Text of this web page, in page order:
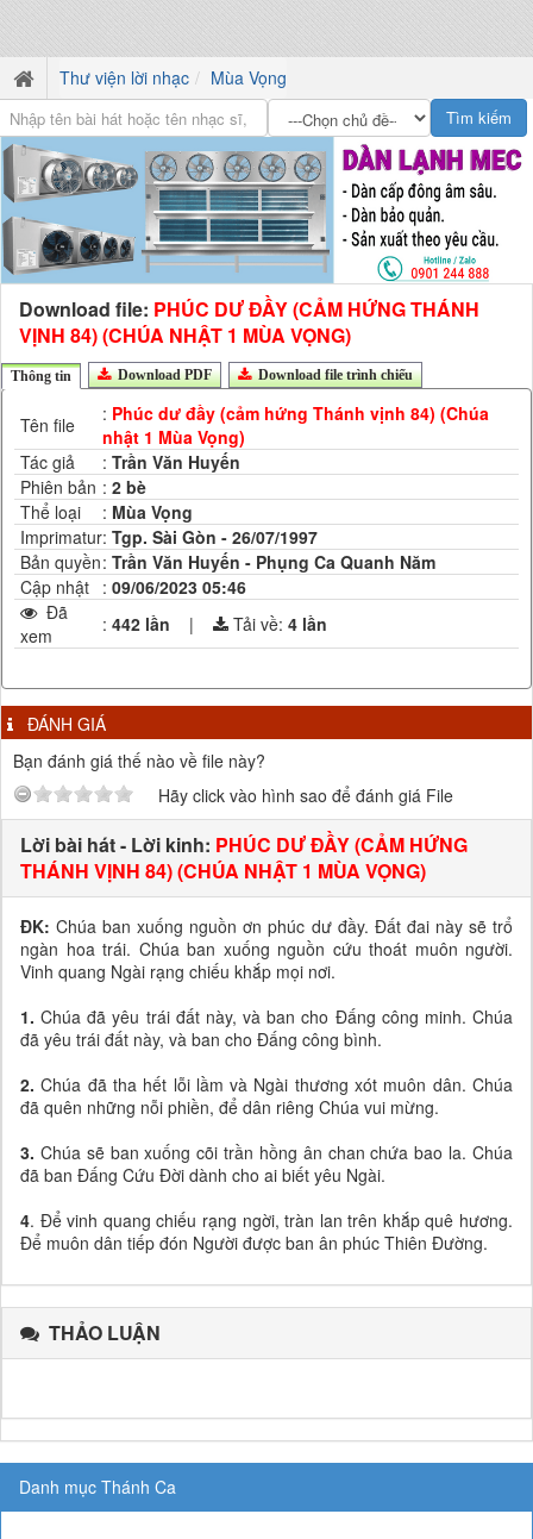
Thư viện lời nhạc Mùa Vọng
Download file: PHÚC DƯ ĐẦY (CẢM HỨNG THÁNH
VỊNH 84) (CHÚA NHẬT 1 MÙA VỌNG)
Thông tin Download PDF Download file trình chiếu
Tên file : Phúc dư đầy (cảm hứng Thánh vịnh 84) (Chúa
nhật 1 Mùa Vọng)
Tác giả
: Trần Văn Huyến
Phiên bản : 2 bè
Thể loại
: Mùa Vọng
Imprimatur: Tgp. Sài Gòn - 26/07/1997
Bản quyền: Trần Văn Huyến - Phụng Ca Quanh Năm
Cập nhật : 09/06/2023 05:46
Đã
xem
: 442 lần | Tải về: 4 lần
ĐÁNH GIÁ
Bạn đánh giá thế nào về file này?
Hãy click vào hình sao để đánh giá File
Lời bài hát - Lời kinh: PHÚC DƯ ĐẦY (CẢM HỨNG
THÁNH VỊNH 84) (CHÚA NHẬT 1 MÙA VỌNG)
ĐK:Chúa ban xuống nguồn ơn phúc dư đầy. Đất đai này sẽ trổ
ngàn hoa trái. Chúa ban xuống nguồn cứu thoát muôn người.
Vinh quang Ngài rạng chiếu khắp mọi nơi.
1.Chúa đã yêu trái đất này, và ban cho Đấng công minh. Chúa
đã yêu trái đất này, và ban cho Đấng công bình.
2.Chúa đã tha hết lỗi lầm và Ngài thương xót muôn dân. Chúa
đã quên những nỗi phiền, để dân riêng Chúa vui mừng.
3. Chúa sẽ ban xuống cõi trần hồng ân chan chứa bao la. Chúa
đã ban Đấng Cứu Đời dành cho ai biết yêu Ngài.
4. Để vinh quang chiếu rạng ngời, tràn lan trên khắp quê hương.
Để muôn dân tiếp đón Người được ban ân phúc Thiên Đường.
THẢO LUẬN
Danh mục Thánh Ca